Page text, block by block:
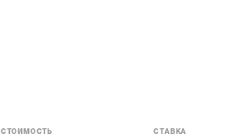
СТОИМОСТЬ СТАВКА